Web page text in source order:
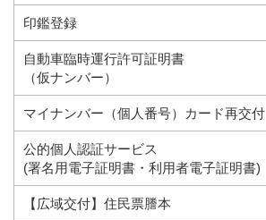
印鑑登録
自動車臨時運行許可証明書
（仮ナンバー）
マイナンバー（個人番号）カード再交付
公的個人認証サービス
(署名用電子証明書・利用者電子証明書)
【広域交付】住民票謄本